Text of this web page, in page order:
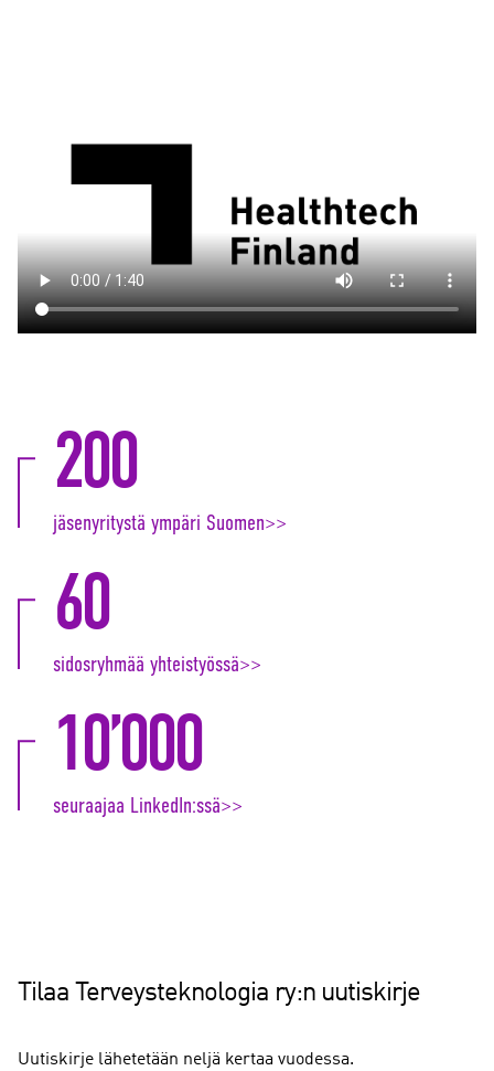
200
jäsenyritystä ympäri Suomen>>
60
sidosryhmää yhteistyössä>>
10’000
seuraajaa LinkedIn:ssä>>
Tilaa Terveysteknologia ry:n uutiskirje
Uutiskirje lähetetään neljä kertaa vuodessa.